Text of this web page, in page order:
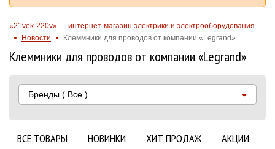
«21vek-220v» — интернет-магазин электрики и электрооборудования
Новости
Клеммники для проводов от компании «Legrand»
Клеммники для проводов от компании «Legrand»
Бренды ( Все )
ВСЕ ТОВАРЫ НОВИНКИ ХИТ ПРОДАЖ
АКЦИИ